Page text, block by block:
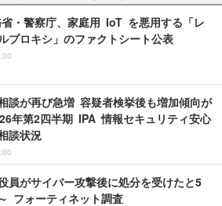
省・警察庁、家庭用 IoT を悪用する「レ
プロキシ」のファクトシート公表
談が再び急増 容疑者検挙後も増加傾向が
年第2四半期 IPA 情報セキュリティ安心
談状況
員がサイバー攻撃後に処分を受けたと5
フォーティネット調査